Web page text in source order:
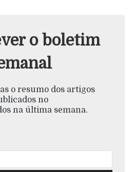
o boletim
o resumo dos artigos
no
na última semana.